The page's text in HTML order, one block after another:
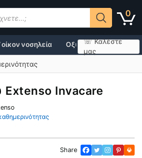
0
☏ Καλέστε
μας
οίκον νοσηλεία Οξυγονοθεραπεία
Extenso Invacare
Share